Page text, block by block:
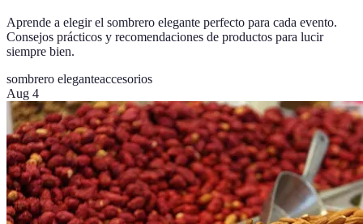
Aprende a elegir el sombrero elegante perfecto para cada evento.
Consejos prácticos y recomendaciones de productos para lucir
siempre bien.
sombrero eleganteaccesorios
Aug 4